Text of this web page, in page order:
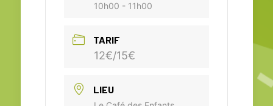
10h00 - 11h00
TARIF
12€/15€
LIEU